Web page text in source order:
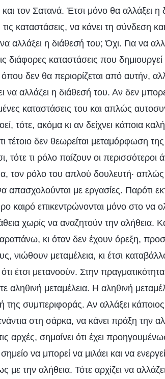
τον Σατανά. Έτσι μόνο θα αλλάξει η
καταστάσεις, να κάνει τη σύνδεση
αλλάξει η διάθεσή του; Όχι. Για να
διάφορες καταστάσεις που
δεν θα περιορίζεται από αυτήν,
να αλλάζει η διάθεσή του. Αν δεν
καταστάσεις του και απλώς
τότε, ακόμα κι αν δείχνει κάποια
τέτοιο δεν θεωρείται μεταμόρφωση
τότε τι ρόλο παίζουν οι
τον ρόλο του απλού δουλευτή·
απασχολούνται με εργασίες. Παρότι
καιρό επικεντρώνονται μόνο στο να
χωρίς να αναζητούν την αλήθεια.
κι όταν δεν έχουν όρεξη,
νιώθουν μεταμέλεια, κι έτσι
έτσι μετανοούν. Στην
αληθινή μεταμέλεια. Η αληθινή
της συμπεριφοράς. Αν αλλάξει
στη σάρκα, να κάνει πράξη την
αρχές, σημαίνει ότι έχει
να μπορεί να μιλάει και να
την αλήθεια. Τότε αρχίζει να